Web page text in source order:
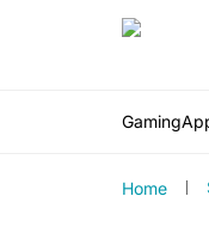
Gaming
Home